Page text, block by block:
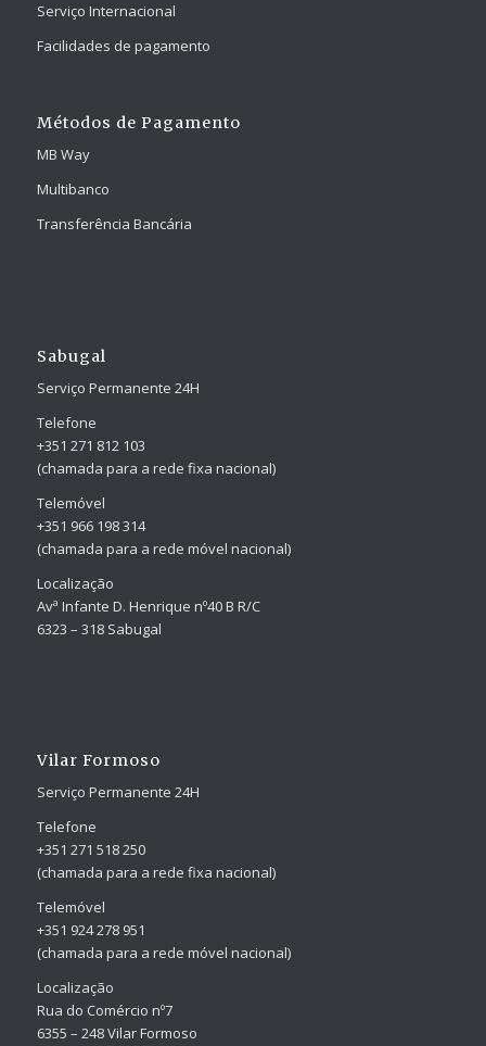
Serviço Internacional
Facilidades de pagamento
Métodos de Pagamento
MB Way
Multibanco
Transferência Bancária
Sabugal
Serviço Permanente 24H
Telefone
+351 271 812 103
(chamada para a rede fixa nacional)
Telemóvel
+351 966 198 314
(chamada para a rede móvel nacional)
Localização
Avª Infante D. Henrique nº40 B R/C
6323 – 318 Sabugal
Vilar Formoso
Serviço Permanente 24H
Telefone
+351 271 518 250
(chamada para a rede fixa nacional)
Telemóvel
+351 924 278 951
(chamada para a rede móvel nacional)
Localização
Rua do Comércio nº7
6355 – 248 Vilar Formoso